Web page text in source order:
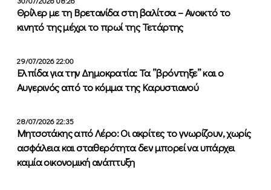
Θρίλερ με τη Βρετανίδα στη βαλίτσα – Ανοικτό το
κινητό της μέχρι το πρωί της Τετάρτης
29/07/2026 22:00
Ελπίδα για την Δημοκρατία: Τα ”βρόντηξε” και ο
Αυγερινός από το κόμμα της Καρυστιανού
28/07/2026 22:35
Μητσοτάκης από Λέρο: Οι ακρίτες το γνωρίζουν, χωρίς
ασφάλεια και σταθερότητα δεν μπορεί να υπάρχει
καμία οικονομική ανάπτυξη